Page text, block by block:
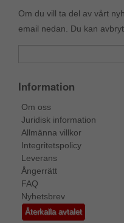
Om du vill ta del av vårt
email nedan. Du kan
Information
Om oss
Juridisk information
Allmänna villkor
Integritetspolicy
Leverans
Ångerrätt
FAQ
Nyhetsbrev
Återkalla avtalet